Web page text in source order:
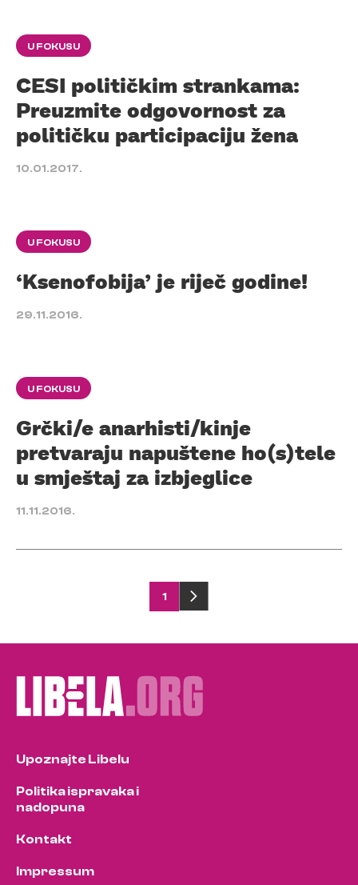
U FOKUSU
CESI političkim strankama:
Preuzmite odgovornost za
političku participaciju žena
10.01.2017.
U FOKUSU
‘Ksenofobija’ je riječ godine!
29.11.2016.
U FOKUSU
Grčki/e anarhisti/kinje
pretvaraju napuštene ho(s)tele
u smještaj za izbjeglice
11.11.2016.
pagination
1
Upoznajte Libelu
Politika ispravaka i
nadopuna
Kontakt
Impressum